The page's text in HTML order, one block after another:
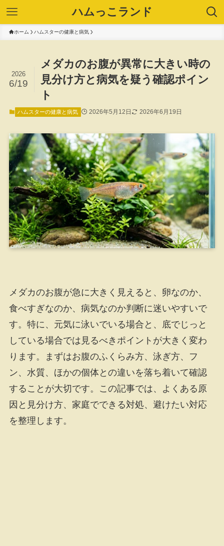
ハムっこランド
ホーム ハムスターの健康と病気
メダカのお腹が異常に大きい時の
見分け方と病気を疑う確認ポイン
ト
2026
6/19
ハムスターの健康と病気 2026年5月12日 2026年6月19日
メダカのお腹が急に大きく見えると、卵なのか、
食べすぎなのか、病気なのか判断に迷いやすいで
す。特に、元気に泳いでいる場合と、底でじっと
している場合では見るべきポイントが大きく変わ
ります。まずはお腹のふくらみ方、泳ぎ方、フ
ン、水質、ほかの個体との違いを落ち着いて確認
することが大切です。この記事では、よくある原
因と見分け方、家庭でできる対処、避けたい対応
を整理します。